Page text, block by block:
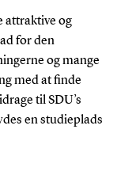
attraktive og
for den
og mange
med at finde
til SDU’s
en studieplads